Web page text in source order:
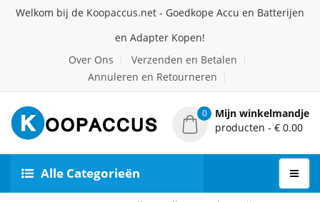
Welkom bij de Koopaccus.net - Goedkope Accu en Batterijen
en Adapter Kopen!
Over Ons
Verzenden en Betalen
Annuleren en Retourneren
0
Mijn winkelmandje
producten - € 0.00
Alle Categorieën